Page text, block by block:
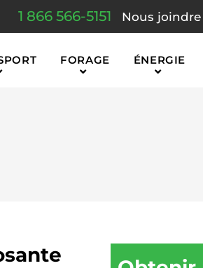
1 866 566-5151 Nous joindre
FORAGE ÉNERGIE